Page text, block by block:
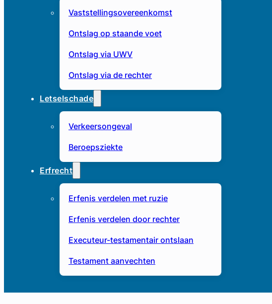
Vaststellingsovereenkomst
Ontslag op staande voet
Ontslag via UWV
Ontslag via de rechter
Letselschade
Verkeersongeval
Beroepsziekte
Erfrecht
Erfenis verdelen met ruzie
Erfenis verdelen door rechter
Executeur-testamentair ontslaan
Testament aanvechten